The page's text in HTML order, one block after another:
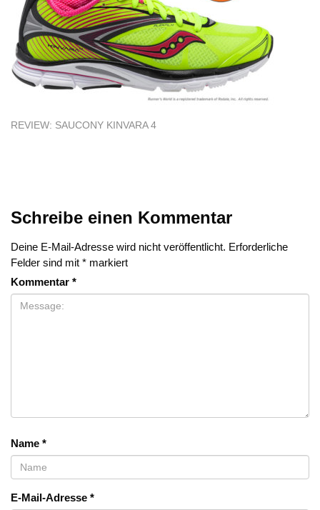
REVIEW: SAUCONY KINVARA 4
Schreibe einen Kommentar
Deine E-Mail-Adresse wird nicht veröffentlicht. Erforderliche
Felder sind mit * markiert
Kommentar *
Name *
E-Mail-Adresse *